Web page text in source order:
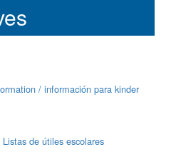
/ información para kinder
de útiles escolares